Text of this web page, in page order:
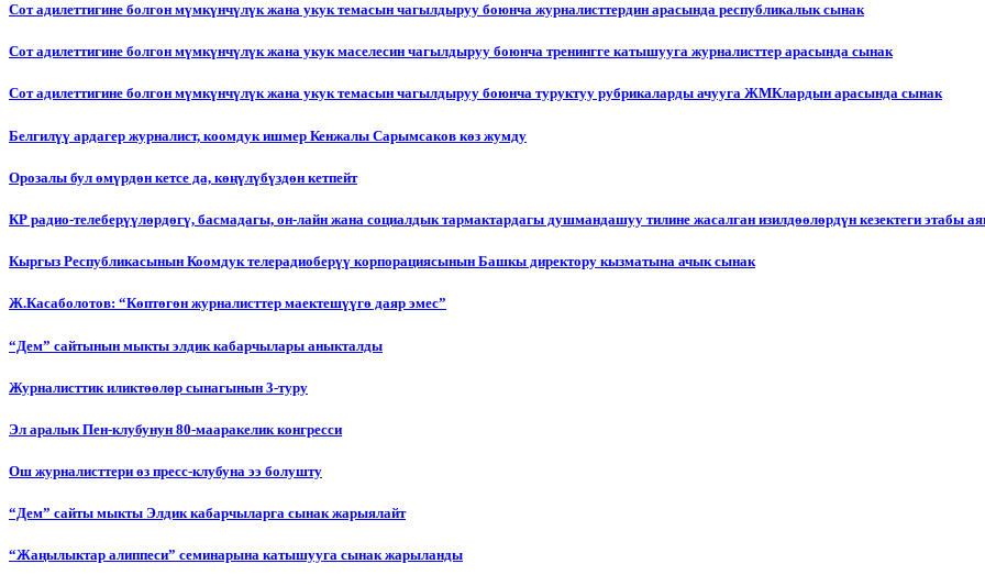
Сот адилеттигине болгон мүмкүнчүлүк жана укук темасын чагылдыруу боюнча журналисттердин арасында республикалык сынак
Сот адилеттигине болгон мүмкүнчүлүк жана укук маселесин чагылдыруу боюнча тренингге катышууга журналисттер арасында сынак
Сот адилеттигине болгон мүмкүнчүлүк жана укук темасын чагылдыруу боюнча туруктуу рубрикаларды ачууга ЖМКлардын арасында сынак
Белгилүү ардагер журналист, коомдук ишмер Кенжалы Сарымсаков көз жумду
Орозалы бул өмүрдөн кетсе да, көңүлүбүздөн кетпейт
КР радио-телеберүүлөрдөгү, басмадагы, он-лайн жана социалдык тармактардагы душмандашуу тилине жасалган изилдөөлөрдүн кезектеги этабы
Кыргыз Республикасынын Коомдук телерадиоберүү корпорациясынын Башкы директору кызматына ачык сынак
Ж.Касаболотов: “Көптөгөн журналисттер маектешүүгө даяр эмес”
“Дем” сайтынын мыкты элдик кабарчылары аныкталды
Журналисттик иликтөөлөр сынагынын 3-туру
Эл аралык Пен-клубунун 80-мааракелик конгресси
Ош журналисттери өз пресс-клубуна ээ болушту
“Дем” сайты мыкты Элдик кабарчыларга сынак жарыялайт
“Жаңылыктар алиппеси” семинарына катышууга сынак жарыланды